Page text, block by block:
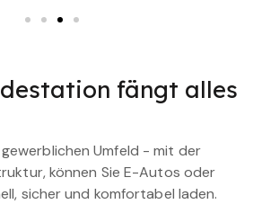
fängt alles
Umfeld - mit der
können Sie E-Autos oder
sicher und komfortabel laden.